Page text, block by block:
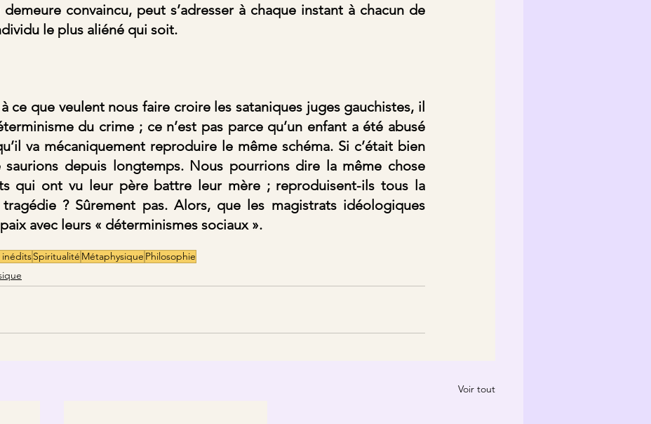
convaincu, peut s’adresser à chaque instant à chacun de
le plus aliéné qui soit.
ce que veulent nous faire croire les sataniques juges gauchistes, il
du crime ; ce n’est pas parce qu’un enfant a été abusé
va mécaniquement reproduire le même schéma. Si c’était bien
saurions depuis longtemps. Nous pourrions dire la même chose
qui ont vu leur père battre leur mère ; reproduisent-ils tous la
? Sûrement pas. Alors, que les magistrats idéologiques
avec leurs « déterminismes sociaux ».
inéditsSpiritualité Métaphysique Philosophie
Voir tout